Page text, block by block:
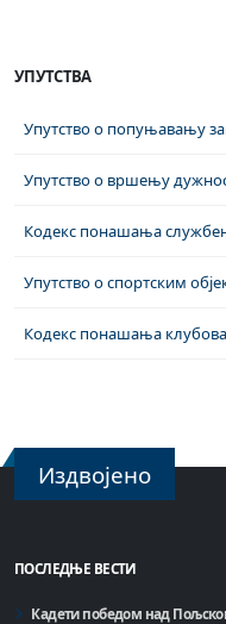
УПУТСТВА
Упутство о попуњавању
Упутство о вршењу
Кодекс понашања
Упутство о спортским
Кодекс понашања
Издвојено
ПОСЛЕДЊЕ ВЕСТИ
Кадети победом над